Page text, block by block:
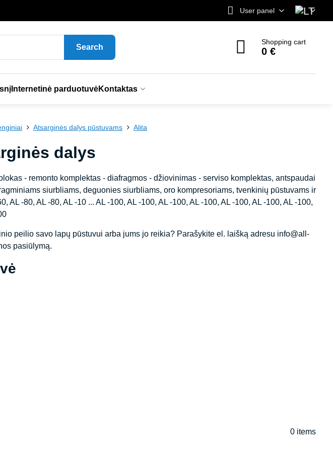
User panel
Search
Shopping cart
0 €
Internetinė parduotuvėKontaktas
Atsarginės dalys pūstuvams Alita
dalys
- remonto komplektas - diafragmos - džiovinimas - serviso komplektas, antspaudai
siurbliams, deguonies siurbliams, oro kompresoriams, tvenkinių pūstuvams ir
AL -80, AL -80, AL -10 ... AL -100, AL -100, AL -100, AL -100, AL -100, AL -100, AL -100,
peilio savo lapų pūstuvui arba jums jo reikia? Parašykite el. laišką adresu info@all-
pasiūlymą.
0 items